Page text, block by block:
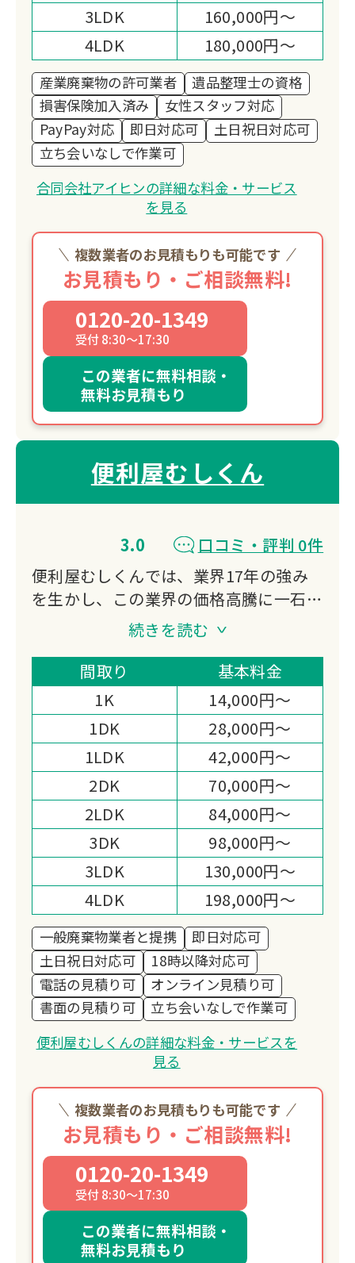
3LDK
160,000円～
4LDK
180,000円～
産業廃棄物の許可業者
遺品整理士の資格
損害保険加入済み
女性スタッフ対応
PayPay対応
即日対応可
土日祝日対応可
立ち会いなしで作業可
合同会社アイヒンの詳細な料金・サービス
を見る
複数業者のお見積もりも可能です
お見積もり・ご相談無料!
0120-20-1349
受付 8:30～17:30
この業者に無料相談・
無料お見積もり
便利屋むしくん
3.0
口コミ・評判 0件
便利屋むしくんでは、業界17年の強み
を生かし、この業界の価格高騰に一石を
当社の様々な企業努力により、地域最安
値を目指しています。
続きを読む
間取り
基本料金
1K
14,000円～
1DK
28,000円～
1LDK
42,000円～
2DK
70,000円～
2LDK
84,000円～
3DK
98,000円～
3LDK
130,000円～
4LDK
198,000円～
一般廃棄物業者と提携
即日対応可
土日祝日対応可
18時以降対応可
電話の見積り可
オンライン見積り可
書面の見積り可
立ち会いなしで作業可
便利屋むしくんの詳細な料金・サービスを
見る
複数業者のお見積もりも可能です
お見積もり・ご相談無料!
0120-20-1349
受付 8:30～17:30
この業者に無料相談・
無料お見積もり